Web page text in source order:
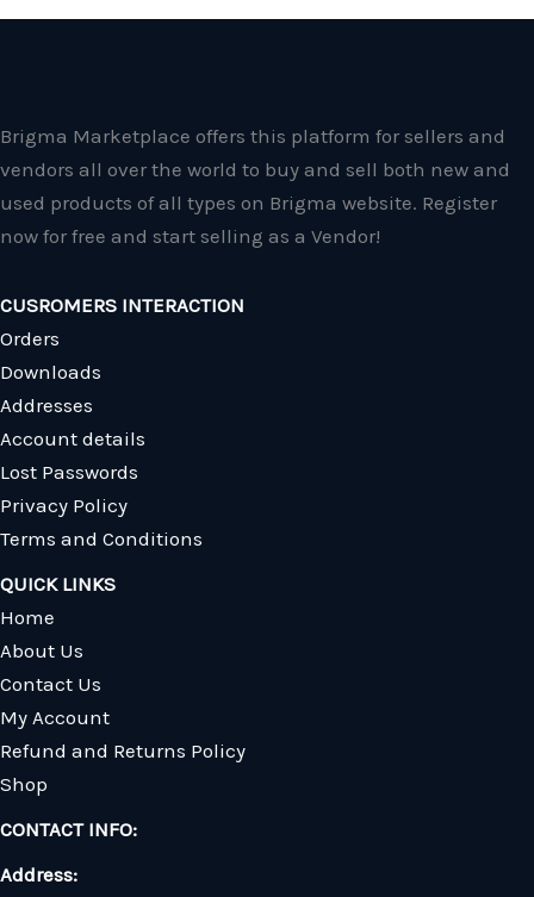
Brigma Marketplace offers this platform for sellers and
vendors all over the world to buy and sell both new and
used products of all types on Brigma website. Register
now for free and start selling as a Vendor!
CUSROMERS INTERACTION
Orders
Downloads
Addresses
Account details
Lost Passwords
Privacy Policy
Terms and Conditions
QUICK LINKS
Home
About Us
Contact Us
My Account
Refund and Returns Policy
Shop
CONTACT INFO:
Address: